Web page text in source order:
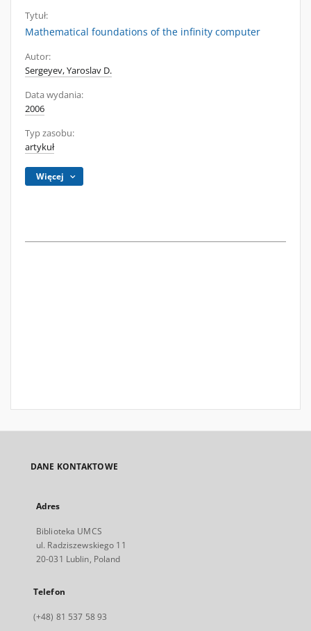
Tytuł:
Mathematical foundations of the infinity computer
Autor:
Sergeyev, Yaroslav D.
Data wydania:
2006
Typ zasobu:
artykuł
Więcej
DANE KONTAKTOWE
Adres
Biblioteka UMCS
ul. Radziszewskiego 11
20-031 Lublin, Poland
Telefon
(+48) 81 537 58 93